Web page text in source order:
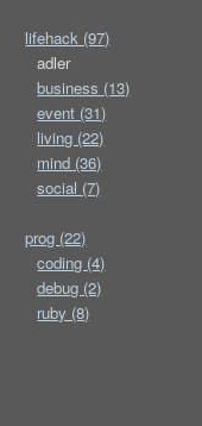
lifehack (97)
adler
business (13)
event (31)
living (22)
mind (36)
social (7)
prog (22)
coding (4)
debug (2)
ruby (8)